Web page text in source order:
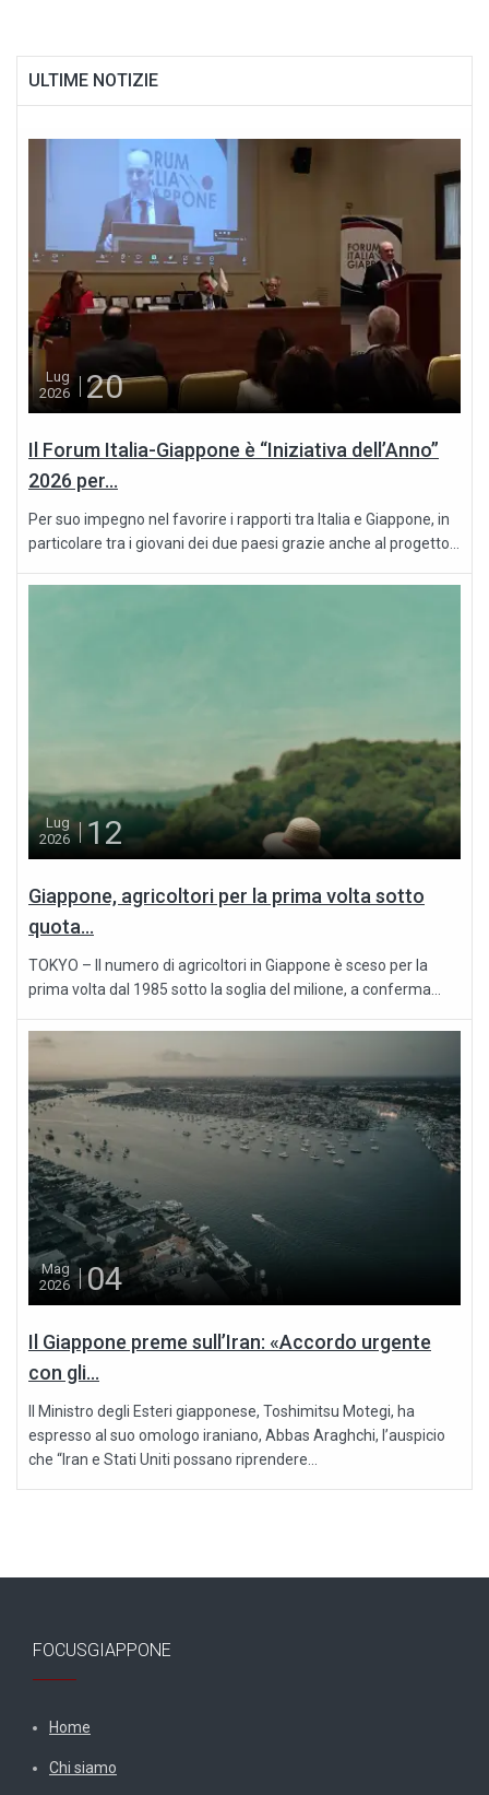
ULTIME NOTIZIE
Lug
2026
20
Il Forum Italia-Giappone è “Iniziativa dell’Anno”
2026 per...
Per suo impegno nel favorire i rapporti tra Italia e Giappone, in
particolare tra i giovani dei due paesi grazie anche al progetto...
Lug
2026
12
Giappone, agricoltori per la prima volta sotto
quota...
TOKYO – Il numero di agricoltori in Giappone è sceso per la
prima volta dal 1985 sotto la soglia del milione, a conferma...
Mag
2026
04
Il Giappone preme sull’Iran: «Accordo urgente
con gli...
Il Ministro degli Esteri giapponese, Toshimitsu Motegi, ha
espresso al suo omologo iraniano, Abbas Araghchi, l’auspicio
che “Iran e Stati Uniti possano riprendere...
FOCUSGIAPPONE
Home
Chi siamo